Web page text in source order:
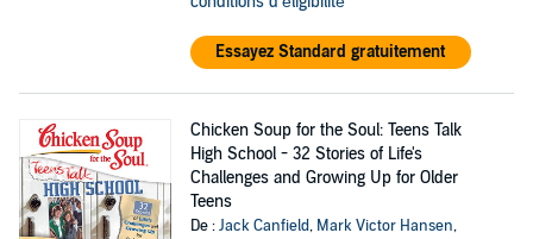
Essayez Standard gratuitement
Chicken Soup for the Soul: Teens Talk
High School - 32 Stories of Life's
Challenges and Growing Up for Older
Teens
De :Jack Canfield, Mark Victor Hansen,